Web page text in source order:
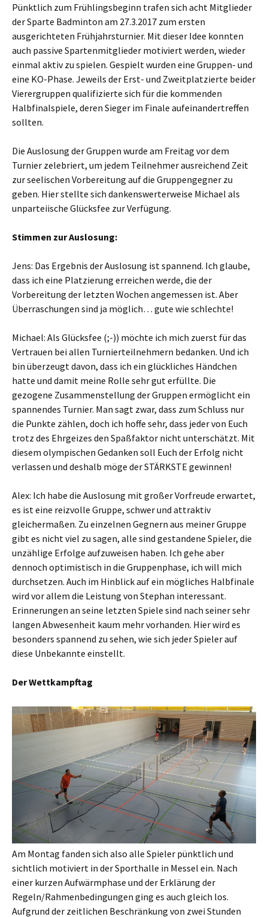
Pünktlich zum Frühlingsbeginn trafen sich acht Mitglieder
der Sparte Badminton am 27.3.2017 zum ersten
ausgerichteten Frühjahrsturnier. Mit dieser Idee konnten
auch passive Spartenmitglieder motiviert werden, wieder
einmal aktiv zu spielen. Gespielt wurden eine Gruppen- und
eine KO-Phase. Jeweils der Erst- und Zweitplatzierte beider
Vierergruppen qualifizierte sich für die kommenden
Halbfinalspiele, deren Sieger im Finale aufeinandertreffen
sollten.
Die Auslosung der Gruppen wurde am Freitag vor dem
Turnier zelebriert, um jedem Teilnehmer ausreichend Zeit
zur seelischen Vorbereitung auf die Gruppengegner zu
geben. Hier stellte sich dankenswerterweise Michael als
unparteiische Glücksfee zur Verfügung.
Stimmen zur Auslosung:
Jens: Das Ergebnis der Auslosung ist spannend. Ich glaube,
dass ich eine Platzierung erreichen werde, die der
Vorbereitung der letzten Wochen angemessen ist. Aber
Überraschungen sind ja möglich… gute wie schlechte!
Michael: Als Glücksfee (;-)) möchte ich mich zuerst für das
Vertrauen bei allen Turnierteilnehmern bedanken. Und ich
bin überzeugt davon, dass ich ein glückliches Händchen
hatte und damit meine Rolle sehr gut erfüllte. Die
gezogene Zusammenstellung der Gruppen ermöglicht ein
spannendes Turnier. Man sagt zwar, dass zum Schluss nur
die Punkte zählen, doch ich hoffe sehr, dass jeder von Euch
trotz des Ehrgeizes den Spaßfaktor nicht unterschätzt. Mit
diesem olympischen Gedanken soll Euch der Erfolg nicht
verlassen und deshalb möge der STÄRKSTE gewinnen!
Alex: Ich habe die Auslosung mit großer Vorfreude erwartet,
es ist eine reizvolle Gruppe, schwer und attraktiv
gleichermaßen. Zu einzelnen Gegnern aus meiner Gruppe
gibt es nicht viel zu sagen, alle sind gestandene Spieler, die
unzählige Erfolge aufzuweisen haben. Ich gehe aber
dennoch optimistisch in die Gruppenphase, ich will mich
durchsetzen. Auch im Hinblick auf ein mögliches Halbfinale
wird vor allem die Leistung von Stephan interessant.
Erinnerungen an seine letzten Spiele sind nach seiner sehr
langen Abwesenheit kaum mehr vorhanden. Hier wird es
besonders spannend zu sehen, wie sich jeder Spieler auf
diese Unbekannte einstellt.
Der Wettkampftag
Am Montag fanden sich also alle Spieler pünktlich und
sichtlich motiviert in der Sporthalle in Messel ein. Nach
einer kurzen Aufwärmphase und der Erklärung der
Regeln/Rahmenbedingungen ging es auch gleich los.
Aufgrund der zeitlichen Beschränkung von zwei Stunden